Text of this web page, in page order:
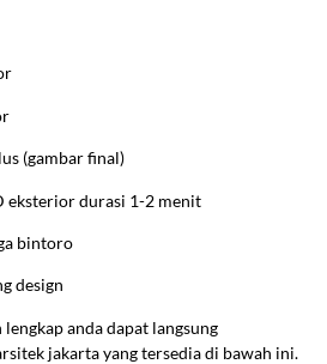
(gambar final)
eksterior durasi 1-2 menit
bintoro
design
anda dapat langsung
jakarta yang tersedia di bawah ini.